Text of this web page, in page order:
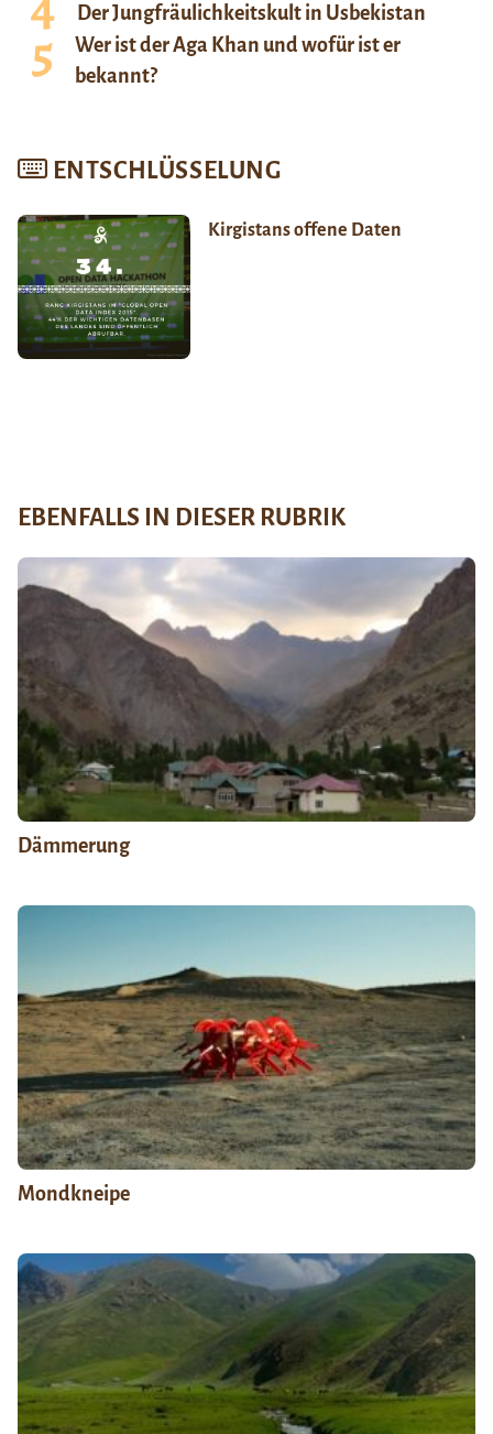
Der Jungfräulichkeitskult in Usbekistan
Wer ist der Aga Khan und wofür ist er
bekannt?
ENTSCHLÜSSELUNG
Kirgistans offene Daten
EBENFALLS IN DIESER RUBRIK
Dämmerung
Mondkneipe